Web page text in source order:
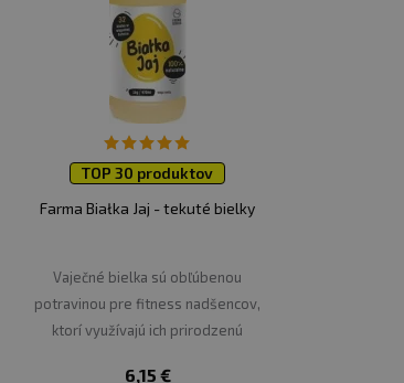
TOP 30 produktov
Farma Białka Jaj - tekuté bielky
Vaječné bielka sú obľúbenou
potravinou pre fitness nadšencov,
ktorí využívajú ich prirodzenú
6,15 €